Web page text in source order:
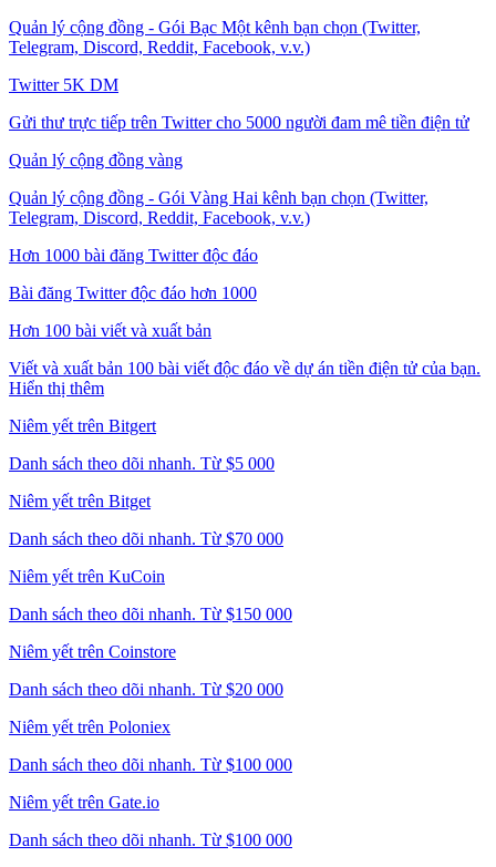
Quản lý cộng đồng - Gói Bạc Một kênh bạn chọn (Twitter,
Telegram, Discord, Reddit, Facebook, v.v.)
Twitter 5K DM
Gửi thư trực tiếp trên Twitter cho 5000 người đam mê tiền điện tử
Quản lý cộng đồng vàng
Quản lý cộng đồng - Gói Vàng Hai kênh bạn chọn (Twitter,
Telegram, Discord, Reddit, Facebook, v.v.)
Hơn 1000 bài đăng Twitter độc đáo
Bài đăng Twitter độc đáo hơn 1000
Hơn 100 bài viết và xuất bản
Viết và xuất bản 100 bài viết độc đáo về dự án tiền điện tử của bạn.
Hiển thị thêm
Niêm yết trên Bitgert
Danh sách theo dõi nhanh. Từ $5 000
Niêm yết trên Bitget
Danh sách theo dõi nhanh. Từ $70 000
Niêm yết trên KuCoin
Danh sách theo dõi nhanh. Từ $150 000
Niêm yết trên Coinstore
Danh sách theo dõi nhanh. Từ $20 000
Niêm yết trên Poloniex
Danh sách theo dõi nhanh. Từ $100 000
Niêm yết trên Gate.io
Danh sách theo dõi nhanh. Từ $100 000